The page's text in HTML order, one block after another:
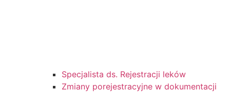
Specjalista ds. Rejestracji leków
Zmiany porejestracyjne w dokumentacji